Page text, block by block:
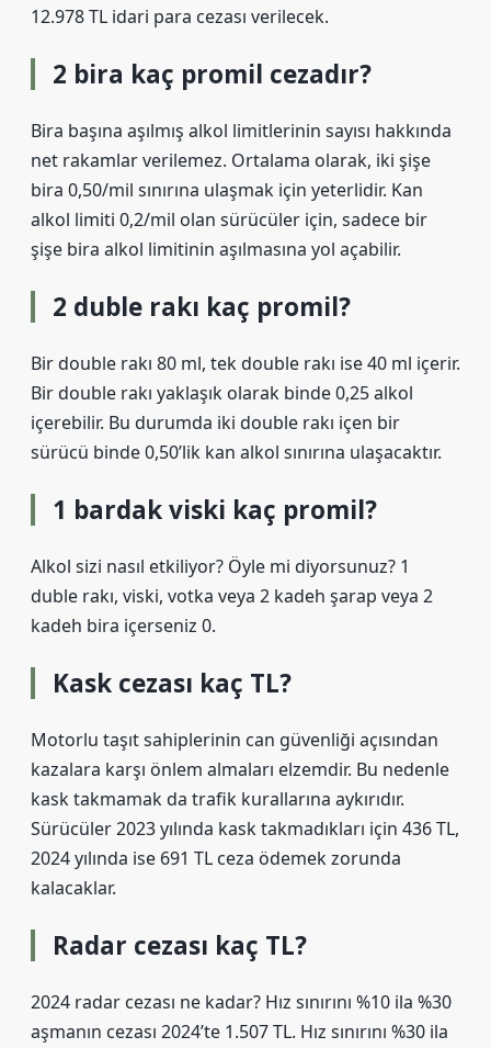
12.978 TL idari para cezası verilecek.
2 bira kaç promil cezadır?
Bira başına aşılmış alkol limitlerinin sayısı hakkında
net rakamlar verilemez. Ortalama olarak, iki şişe
bira 0,50/mil sınırına ulaşmak için yeterlidir. Kan
alkol limiti 0,2/mil olan sürücüler için, sadece bir
şişe bira alkol limitinin aşılmasına yol açabilir.
2 duble rakı kaç promil?
Bir double rakı 80 ml, tek double rakı ise 40 ml içerir.
Bir double rakı yaklaşık olarak binde 0,25 alkol
içerebilir. Bu durumda iki double rakı içen bir
sürücü binde 0,50’lik kan alkol sınırına ulaşacaktır.
1 bardak viski kaç promil?
Alkol sizi nasıl etkiliyor? Öyle mi diyorsunuz? 1
duble rakı, viski, votka veya 2 kadeh şarap veya 2
kadeh bira içerseniz 0.
Kask cezası kaç TL?
Motorlu taşıt sahiplerinin can güvenliği açısından
kazalara karşı önlem almaları elzemdir. Bu nedenle
kask takmamak da trafik kurallarına aykırıdır.
Sürücüler 2023 yılında kask takmadıkları için 436 TL,
2024 yılında ise 691 TL ceza ödemek zorunda
kalacaklar.
Radar cezası kaç TL?
2024 radar cezası ne kadar? Hız sınırını %10 ila %30
aşmanın cezası 2024’te 1.507 TL. Hız sınırını %30 ila